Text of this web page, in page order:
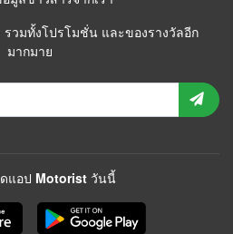
วมทั้งโปรโมชั่น และของรางวัลอีก
มากมาย
แอป Motorist วันนี้